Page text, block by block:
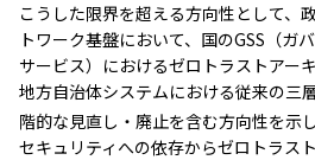
こうした限界を超える方向性として、
トワーク基盤において、国のGSS（ガ
サービス）におけるゼロトラストアー
地方自治体システムにおける従来の三
階的な見直し・廃止を含む方向性を示
セキュリティへの依存からゼロトラス